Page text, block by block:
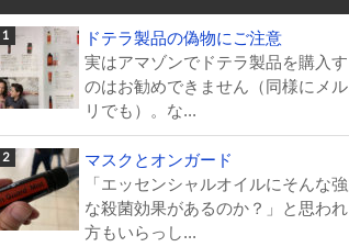
ドテラ製品の偽物にご注意
実はアマゾンでドテラ製品を購入す
のはお勧めできません（同様にメル
リでも）。な...
マスクとオンガード
「エッセンシャルオイルにそんな
な殺菌効果があるのか？」と思われ
方もいらっし...